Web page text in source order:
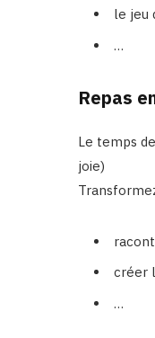
le jeu
…
Repas
Le temps
joie)
créer
…